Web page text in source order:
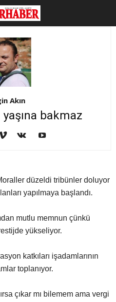
Akın
bakmaz
düzeldi tribünler doluyor
yapılmaya başlandı.
mutlu memnun çünkü
yükseliyor.
katkıları işadamlarının
toplanıyor.
çıkar mı bilemem ama vergi